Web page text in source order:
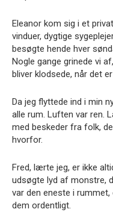
Eleanor kom sig i et
vinduer, dygtige
besøgte hende hver
Nogle gange grinede vi
bliver klodsede, når det
Da jeg flyttede ind i min
alle rum. Luften var ren.
med beskeder fra folk,
hvorfor.
Fred, lærte jeg, er ikke
udsøgte lyd af monstre,
var den eneste i
dem ordentligt.